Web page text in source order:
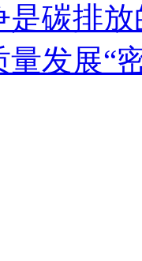
是碳排
发展“